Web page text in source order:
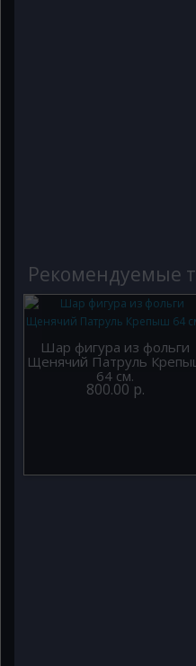
Рекомендуемые
Шар фигура из фольги
Щенячий Патруль
64 см.
800.00 р.